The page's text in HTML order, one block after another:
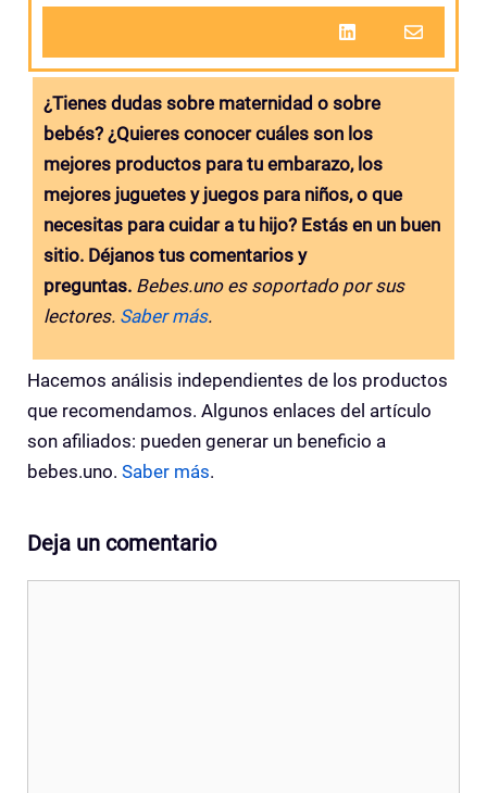
¿Tienes dudas sobre maternidad o sobre
bebés? ¿Quieres conocer cuáles son los
mejores productos para tu embarazo, los
mejores juguetes y juegos para niños, o que
necesitas para cuidar a tu hijo? Estás en un buen
sitio. Déjanos tus comentarios y
preguntas. Bebes.uno es soportado por sus
lectores. Saber más.
Hacemos análisis independientes de los productos
que recomendamos. Algunos enlaces del artículo
son afiliados: pueden generar un beneficio a
bebes.uno. Saber más.
Deja un comentario